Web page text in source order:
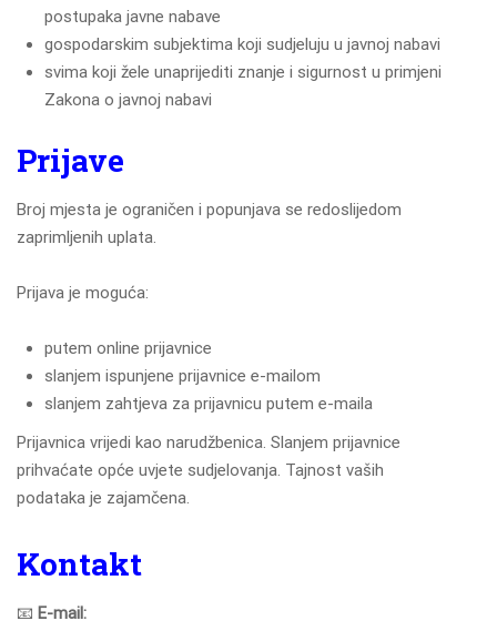
postupaka javne nabave
gospodarskim subjektima koji sudjeluju u javnoj nabavi
svima koji žele unaprijediti znanje i sigurnost u primjeni
Zakona o javnoj nabavi
Prijave
Broj mjesta je ograničen i popunjava se redoslijedom
zaprimljenih uplata.
Prijava je moguća:
putem online prijavnice
slanjem ispunjene prijavnice e-mailom
slanjem zahtjeva za prijavnicu putem e-maila
Prijavnica vrijedi kao narudžbenica. Slanjem prijavnice
prihvaćate opće uvjete sudjelovanja. Tajnost vaših
podataka je zajamčena.
Kontakt
📧 E-mail: